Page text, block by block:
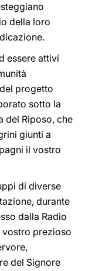
della loro
essere attivi
progetto
sotto la
del Riposo, che
giunti a
il vostro
di diverse
durante
dalla Radio
vostro prezioso
del Signore